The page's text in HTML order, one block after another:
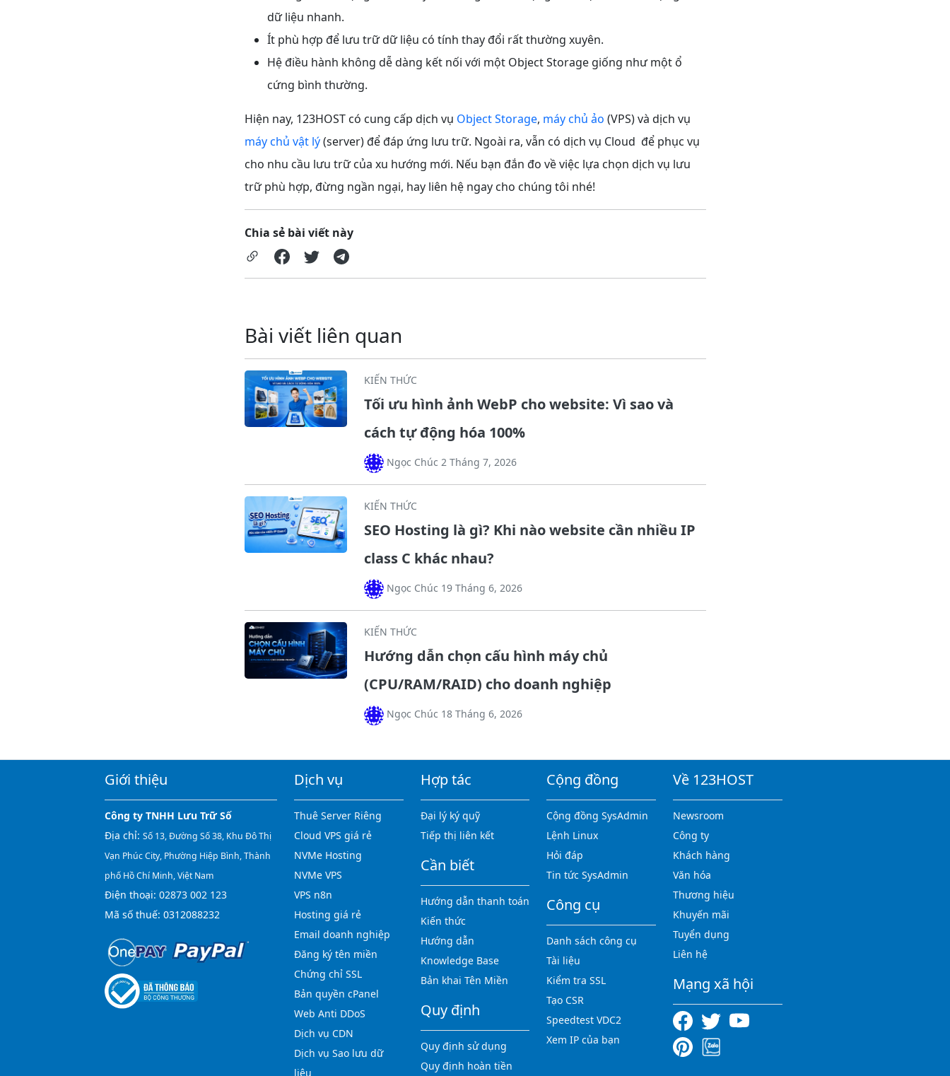
dữ liệu nhanh.
Ít phù hợp để lưu trữ dữ liệu có tính thay đổi rất thường xuyên.
Hệ điều hành không dễ dàng kết nối với một Object Storage giống như một ổ
cứng bình thường.
Hiện nay, 123HOST có cung cấp dịch vụ Object Storage, máy chủ ảo (VPS) và dịch vụ
máy chủ vật lý(server) để đáp ứng lưu trữ. Ngoài ra, vẫn có dịch vụ Cloud để phục vụ
cho nhu cầu lưu trữ của xu hướng mới. Nếu bạn đắn đo về việc lựa chọn dịch vụ lưu
trữ phù hợp, đừng ngần ngại, hay liên hệ ngay cho chúng tôi nhé!
Chia sẻ bài viết này
Bài viết liên quan
KIẾN THỨC
Tối ưu hình ảnh WebP cho website: Vì sao và
cách tự động hóa 100%
Ngọc Chúc 2 Tháng 7, 2026
KIẾN THỨC
SEO Hosting là gì? Khi nào website cần nhiều IP
class C khác nhau?
Ngọc Chúc 19 Tháng 6, 2026
KIẾN THỨC
Hướng dẫn chọn cấu hình máy chủ
(CPU/RAM/RAID) cho doanh nghiệp
Ngọc Chúc 18 Tháng 6, 2026
Giới thiệu
Công ty TNHH Lưu Trữ Số
Địa chỉ: Số 13, Đường Số 38, Khu Đô Thị
Vạn Phúc City, Phường Hiệp Bình, Thành
phố Hồ Chí Minh, Việt Nam
Điện thoại: 02873 002 123
Mã số thuế: 0312088232
Dịch vụ
Thuê Server Riêng
Cloud VPS giá rẻ
NVMe Hosting
NVMe VPS
VPS n8n
Hosting giá rẻ
Email doanh nghiệp
Đăng ký tên miền
Chứng chỉ SSL
Bản quyền cPanel
Web Anti DDoS
Dịch vụ CDN
Dịch vụ Sao lưu dữ
liệu
Hợp tác
Đại lý ký quỹ
Tiếp thị liên kết
Cần biết
Hướng dẫn thanh toán
Kiến thức
Hướng dẫn
Knowledge Base
Bản khai Tên Miền
Quy định
Quy định sử dụng
Quy định hoàn tiền
Cộng đồng
Cộng đồng SysAdmin
Lệnh Linux
Hỏi đáp
Tin tức SysAdmin
Công cụ
Danh sách công cụ
Tài liệu
Kiểm tra SSL
Tạo CSR
Speedtest VDC2
Xem IP của bạn
Về 123HOST
Newsroom
Công ty
Khách hàng
Văn hóa
Thương hiệu
Khuyến mãi
Tuyển dụng
Liên hệ
Mạng xã hội